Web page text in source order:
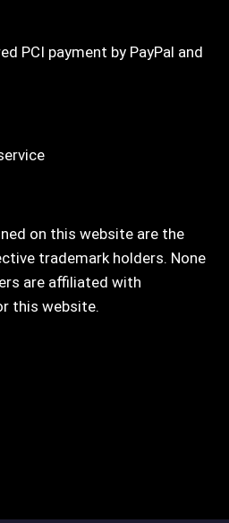
PCI payment by PayPal and
on this website are the
trademark holders. None
are affiliated with
this website.